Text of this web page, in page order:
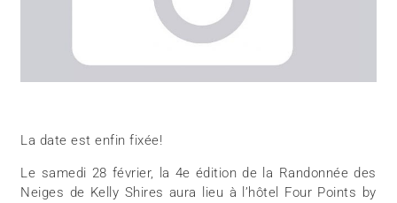
La date est enfin fixée!
Le samedi 28 février, la 4e édition de la Randonnée des
Neiges de Kelly Shires aura lieu à l’hôtel Four Points by